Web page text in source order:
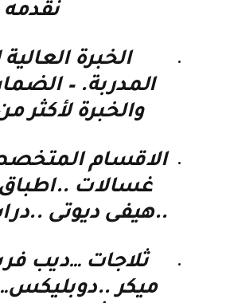
نقدمه
الخبرة
المدربة. –
والخبرة لأكثر من 20
الاقسام
غسالات
..هيفى ديوتى
ثلاجات …ديب
ميكر